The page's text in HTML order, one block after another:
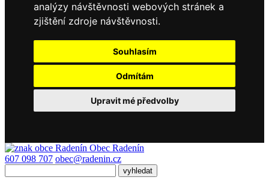
analýzy návštěvnosti webových stránek a
zjištění zdroje návštěvnosti.
Souhlasím
Odmítám
Upravit mé předvolby
Obec Radenín
607 098 707 obec@radenin.cz